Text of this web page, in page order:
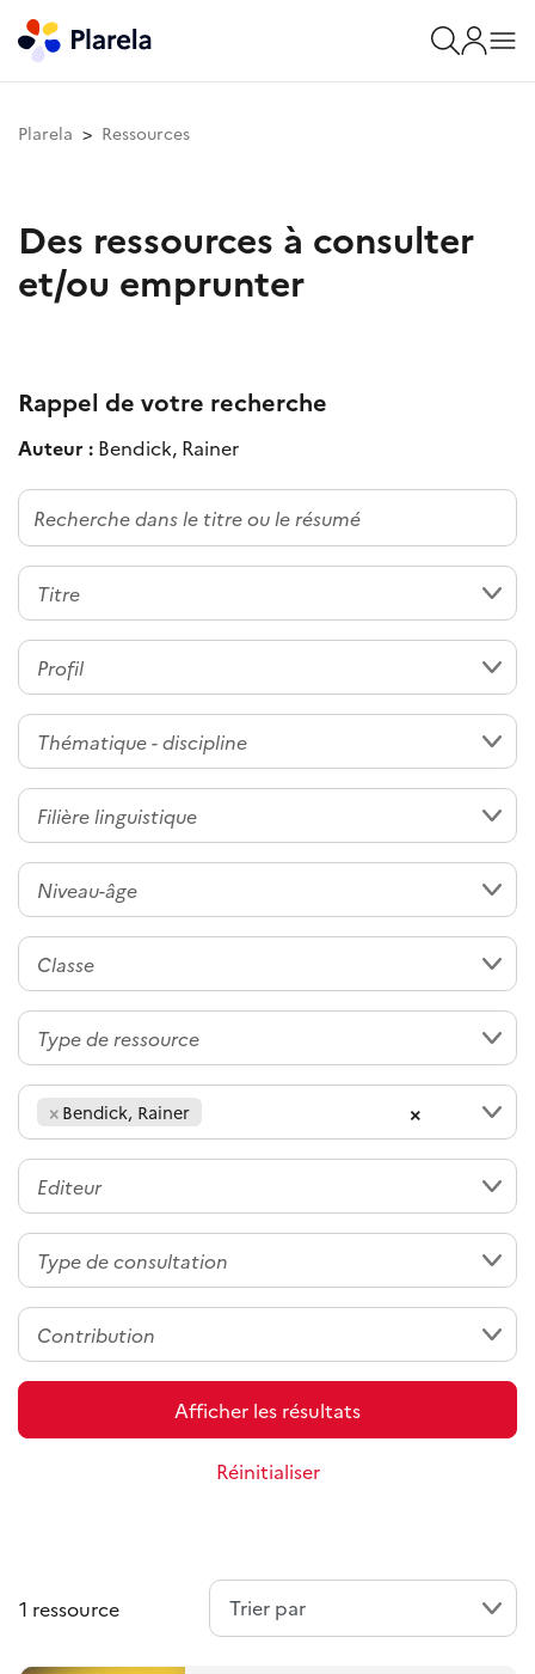
Plarela Ressources
Des ressources à consulter
et/ou emprunter
Rappel de votre recherche
Auteur : Bendick, Rainer
×
× Bendick, Rainer
Afficher les résultats
Réinitialiser
1 ressource